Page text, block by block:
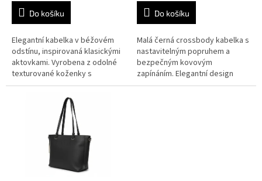
Do košíku
Elegantní kabelka v béžovém
odstínu, inspirovaná klasickými
aktovkami. Vyrobena z odolné
texturované koženky s
originálním kovovým zámkem a
bambusovým detailem.
Do košíku
Malá černá crossbody kabelka s
nastavitelným popruhem a
bezpečným kovovým
zapínáním. Elegantní design
doplněný stříbrnými nýty. Ideální